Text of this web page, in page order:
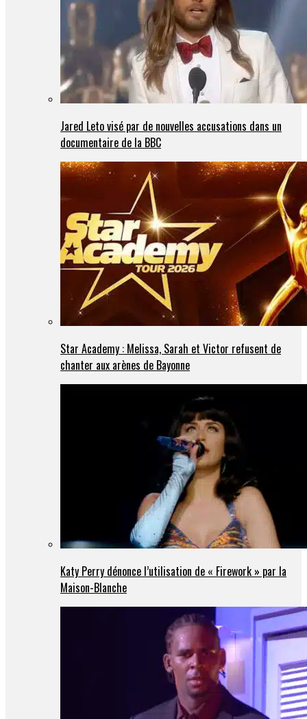
Jared Leto visé par de nouvelles accusations dans un
documentaire de la BBC
Star Academy : Melissa, Sarah et Victor refusent de
chanter aux arènes de Bayonne
Katy Perry dénonce l’utilisation de « Firework » par la
Maison-Blanche